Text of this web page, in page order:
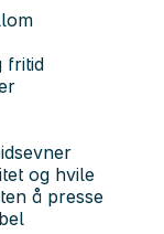
fritid
og hvile
å presse